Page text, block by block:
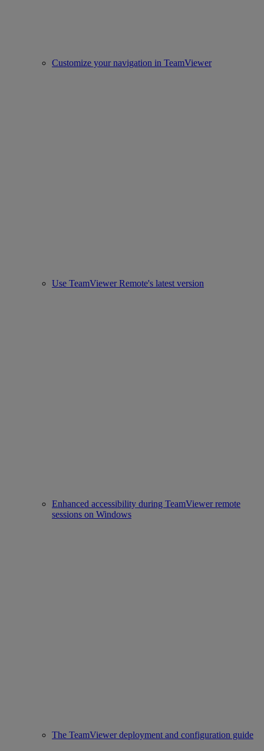
Customize your navigation in TeamViewer
Use TeamViewer Remote's latest version
Enhanced accessibility during TeamViewer remote
sessions on Windows
The TeamViewer deployment and configuration guide